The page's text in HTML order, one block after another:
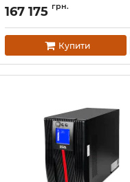
Артикул: 10070144
167 175 грн.
Купити